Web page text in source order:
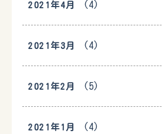
2021年4月 (4)
2021年3月 (4)
2021年2月 (5)
2021年1月 (4)